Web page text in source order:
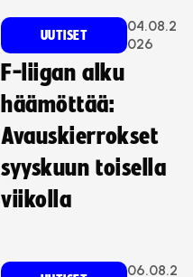
UUTISET
04.08.2
026
F-liigan alku
häämöttää:
Avauskierrokset
syyskuun toisella
viikolla
06.08.2